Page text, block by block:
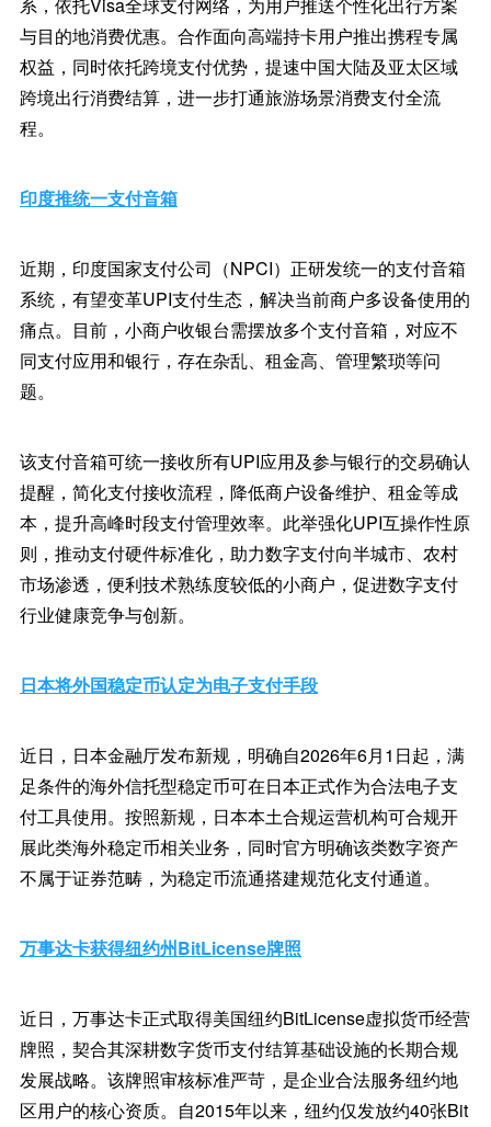
与目的地消费优惠。合作面向高端持卡用户推出携程专属
权益，同时依托跨境支付优势，提速中国大陆及亚太区域
跨境出行消费结算，进一步打通旅游场景消费支付全流
程。
印度推统一支付音箱
近期，印度国家支付公司（NPCI）正研发统一的支付音箱
系统，有望变革UPI支付生态，解决当前商户多设备使用的
痛点。目前，小商户收银台需摆放多个支付音箱，对应不
同支付应用和银行，存在杂乱、租金高、管理繁琐等问
题。
该支付音箱可统一接收所有UPI应用及参与银行的交易确认
提醒，简化支付接收流程，降低商户设备维护、租金等成
本，提升高峰时段支付管理效率。此举强化UPI互操作性原
则，推动支付硬件标准化，助力数字支付向半城市、农村
市场渗透，便利技术熟练度较低的小商户，促进数字支付
行业健康竞争与创新。
日本将外国稳定币认定为电子支付手段
近日，日本金融厅发布新规，明确自2026年6月1日起，满
足条件的海外信托型稳定币可在日本正式作为合法电子支
付工具使用。按照新规，日本本土合规运营机构可合规开
展此类海外稳定币相关业务，同时官方明确该类数字资产
不属于证券范畴，为稳定币流通搭建规范化支付通道。
万事达卡获得纽约州BitLicense牌照
近日，万事达卡正式取得美国纽约BitLicense虚拟货币经营
牌照，契合其深耕数字货币支付结算基础设施的长期合规
发展战略。该牌照审核标准严苛，是企业合法服务纽约地
区用户的核心资质。自2015年以来，纽约仅发放约40张Bit